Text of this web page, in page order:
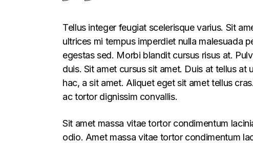
Tellus integer feugiat scelerisque varius. Sit
ultrices mi tempus imperdiet nulla malesuada
egestas sed. Morbi blandit cursus risus at.
duis. Sit amet cursus sit amet. Duis at tellus
hac, a sit amet. Aliquet eget sit amet tellus
ac tortor dignissim convallis.
Sit amet massa vitae tortor condimentum
odio. Amet massa vitae tortor condimentum